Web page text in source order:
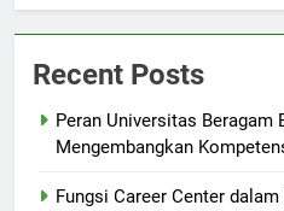
Recent Posts
Peran Universitas Beragam
Mengembangkan
Fungsi Career Center